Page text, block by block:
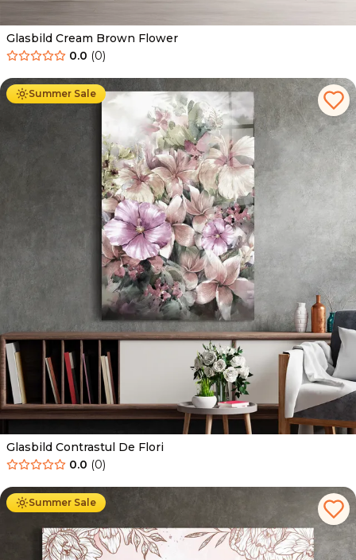
Glasbild Cream Brown Flower
0.0 (0)
Summer Sale
Ab 69.90 € 44.90
Glasbild Contrastul De Flori
0.0 (0)
Summer Sale
Ab 69.90 € 44.90